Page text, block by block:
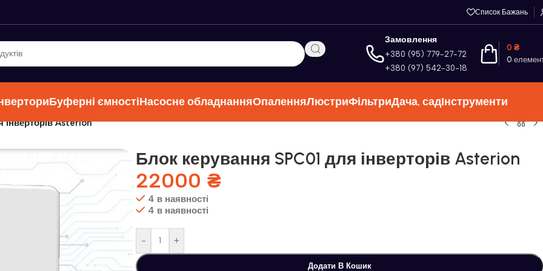
Список Бажань
Замовлення
+380 (95) 779-27-72
+380 (97) 542-30-18
0
0 ₴
Буферні ємностіНасосне обладнанняОпаленняЛюстриФільтриДача, садІнструменти
інверторів Asterion
Блок керування SPC01 для інверторів Asterion
22000 ₴
4 в наявності
4 в наявності
- +
Додати В Кошик